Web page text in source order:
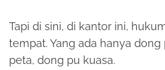
Tapi di sini, di kantor ini,
tempat. Yang ada hanya
peta, dong pu kuasa.